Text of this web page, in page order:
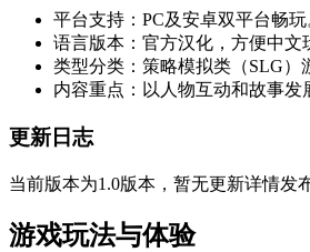
平台支持：PC及安卓双平台畅玩
语言版本：官方汉化，方便中文
类型分类：策略模拟类（SLG）
内容重点：以人物互动和故事发
更新日志
当前版本为1.0版本，暂无更新详情发
游戏玩法与体验